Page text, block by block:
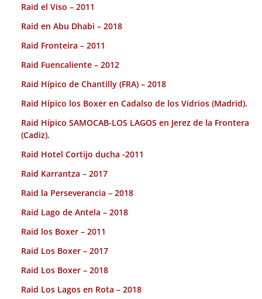
Raid el Viso – 2011
Raid en Abu Dhabi – 2018
Raid Fronteira – 2011
Raid Fuencaliente – 2012
Raid Hípico de Chantilly (FRA) – 2018
Raid Hípico los Boxer en Cadalso de los Vidrios (Madrid).
Raid Hípico SAMOCAB-LOS LAGOS en Jerez de la Frontera
(Cadiz).
Raid Hotel Cortijo ducha -2011
Raid Karrantza – 2017
Raid la Perseverancia – 2018
Raid Lago de Antela – 2018
Raid los Boxer – 2011
Raid Los Boxer – 2017
Raid Los Boxer – 2018
Raid Los Lagos en Rota – 2018